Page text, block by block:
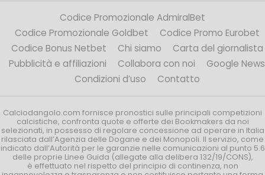
Codice Promozionale AdmiralBet
Codice Promozionale Goldbet
Codice Promo Eurobet
Codice Bonus Netbet
Chi siamo
Carta del giornalista
Pubblicità e affiliazioni
Collabora con noi
Google News
Condizioni d’uso
Contatto
Calciodangolo.com fornisce pronostici sulle principali competizioni
calcistiche, confronta quote e offerte dei Bookmakers da noi
selezionati, in possesso di regolare concessione ad operare in Italia
rilasciata dall’Agenzia delle Dogane e dei Monopoli. Il servizio, come
indicato dall’Autorità per le garanzie nelle comunicazioni al punto 5.6
delle proprie Linee Guida (allegate alla delibera 132/19/CONS),
è effettuato nel rispetto del principio di continenza, non